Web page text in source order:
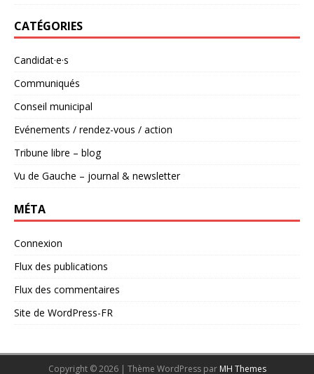
CATÉGORIES
Candidat·e·s
Communiqués
Conseil municipal
Evénements / rendez-vous / action
Tribune libre – blog
Vu de Gauche – journal & newsletter
MÉTA
Connexion
Flux des publications
Flux des commentaires
Site de WordPress-FR
Copyright © 2026 | Thème WordPress par MH Themes